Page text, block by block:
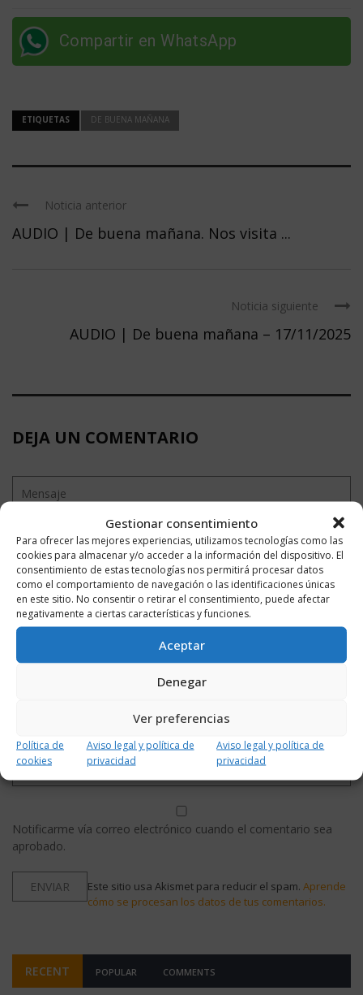
Gestionar consentimiento
Para ofrecer las mejores experiencias, utilizamos tecnologías como las
cookies para almacenar y/o acceder a la información del dispositivo. El
consentimiento de estas tecnologías nos permitirá procesar datos
como el comportamiento de navegación o las identificaciones únicas
en este sitio. No consentir o retirar el consentimiento, puede afectar
negativamente a ciertas características y funciones.
Aceptar
Denegar
Ver preferencias
Política de
cookies
Aviso legal y política de
privacidad
Aviso legal y política de
privacidad
Compartir en WhatsApp
ETIQUETAS DE BUENA MAÑANA
Noticia anterior
AUDIO | De buena mañana. Nos visita ...
Noticia siguiente
AUDIO | De buena mañana – 17/11/2025
DEJA UN COMENTARIO
Notificarme vía correo electrónico cuando el comentario sea
aprobado.
Este sitio usa Akismet para reducir el spam. Aprende
cómo se procesan los datos de tus comentarios.
RECENT POPULAR COMMENTS